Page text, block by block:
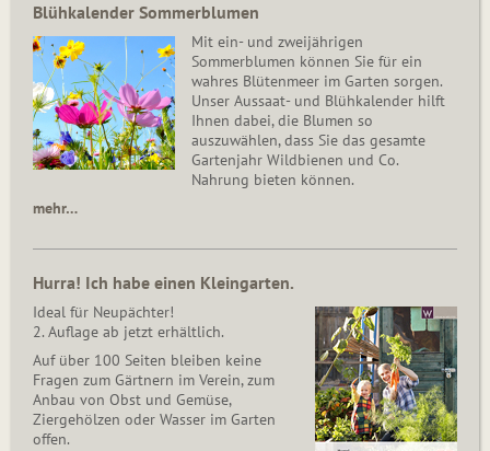
Blühkalender Sommerblumen
Mit ein- und zweijährigen
Sommerblumen können Sie für ein
wahres Blütenmeer im Garten sorgen.
Unser Aussaat- und Blühkalender hilft
Ihnen dabei, die Blumen so
auszuwählen, dass Sie das gesamte
Gartenjahr Wildbienen und Co.
Nahrung bieten können.
mehr…
Hurra! Ich habe einen Kleingarten.
Ideal für Neupächter!
2. Auflage ab jetzt erhältlich.
Auf über 100 Seiten bleiben keine
Fragen zum Gärtnern im Verein, zum
Anbau von Obst und Gemüse,
Ziergehölzen oder Wasser im Garten
offen.